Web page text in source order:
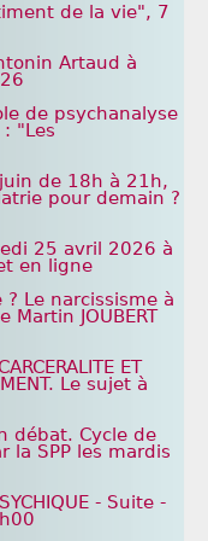
de la vie", 7
Artaud à
de psychanalyse
"Les
de 18h à 21h,
pour demain ?
25 avril 2026 à
en ligne
Le narcissisme à
JOUBERT
ET
Le sujet à
débat. Cycle de
la SPP les mardis
- Suite -